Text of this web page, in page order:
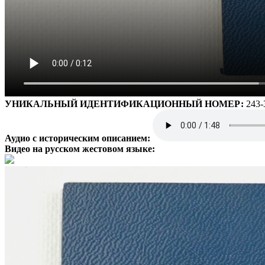
УНИКАЛЬНЫЙ ИДЕНТИФИКАЦИОННЫЙ НОМЕР:
Аудио с историческим описанием:
Видео на русском жестовом языке: